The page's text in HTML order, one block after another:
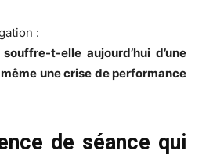
:
t-elle aujourd’hui d’une
une crise de performance
de séance qui